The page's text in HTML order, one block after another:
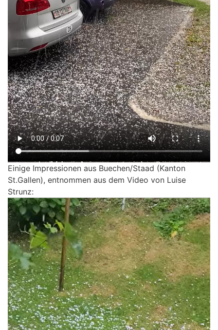
Einige Impressionen aus Buechen/Staad (Kanton
St.Gallen), entnommen aus dem Video von Luise
Strunz: